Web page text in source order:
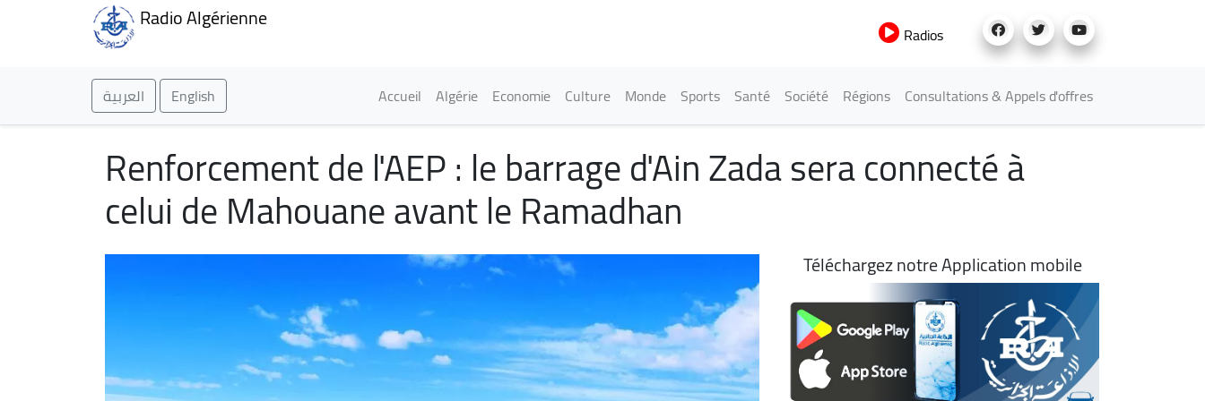
Radio Algérienne
Radios
العربية English Main navigation
Accueil Algérie Economie Culture Monde Sports Santé Société Régions Consultations & Appels d'offres
Renforcement de l'AEP : le barrage d'Ain Zada sera connecté à
celui de Mahouane avant le Ramadhan
Téléchargez notre Application mobile